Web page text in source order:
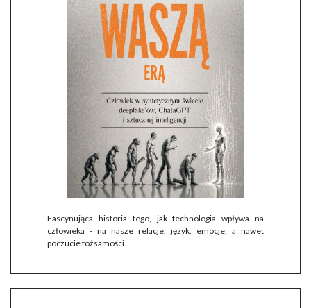
Fascynująca historia tego, jak technologia wpływa na
człowieka - na nasze relacje, język, emocje, a nawet
poczucie tożsamości.